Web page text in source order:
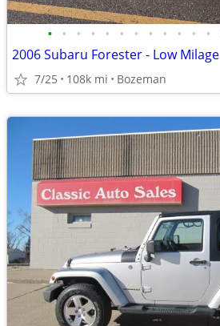
• • • • • • • • • • • •
2006 Subaru Forester - Low Milage
7/25 108k mi Bozeman